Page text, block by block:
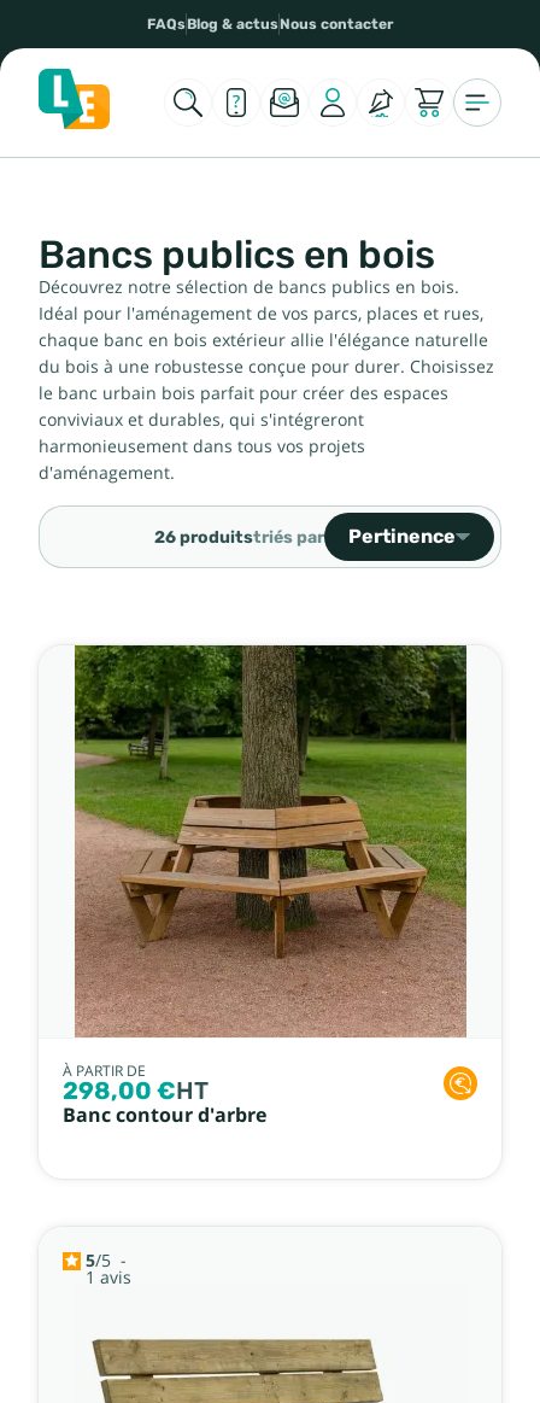
FAQsBlog & actusNous contacter
Bancs publics en bois
Découvrez notre sélection de bancs publics en bois.
Idéal pour l'aménagement de vos parcs, places et rues,
chaque banc en bois extérieur allie l'élégance naturelle
du bois à une robustesse conçue pour durer. Choisissez
le banc urbain bois parfait pour créer des espaces
conviviaux et durables, qui s'intégreront
harmonieusement dans tous vos projets
d'aménagement.
26 produitstriés par Pertinence
Nom, A à Z
Nom, Z à A
Prix, croissant
Prix, décroissant
Référence, A à Z
Référence, Z à A
À PARTIR DE
298,00 €HT
Banc contour d'arbre
5/5 -
1 avis